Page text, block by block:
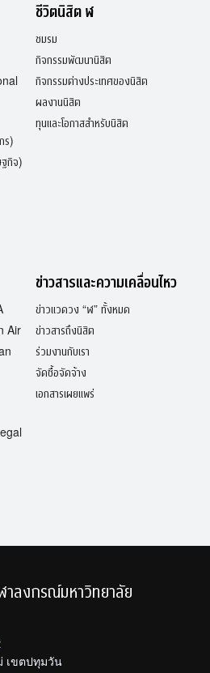
ร)
กิจ)
ชีวิตนิสิต ฬ
ชมรม
กิจกรรมพัฒนานิสิต
กิจกรรมต่างประเทศของนิสิต
ผลงานนิสิต
ทุนและโอกาสสำหรับนิสิต
Air
ข่าวสารและความเคลื่อนไหว
ข่าวแวดวง “ฬ” ทั้งหมด
ข่าวสารถึงนิสิต
ร่วมงานกับเรา
จัดซื้อจัดจ้าง
เอกสารเผยแพร่
าลงกรณ์มหาวิทยาลัย
เขตปทุมวัน